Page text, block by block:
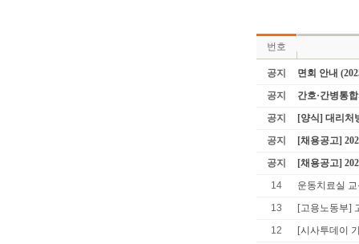
번호
공지
면회 안내
공지
간호·간병통
공지
[양식] 대리처
공지
[채용공고]
공지
[채용공고]
14
운동치료실
13
[고용노동부]
12
[시사투데이